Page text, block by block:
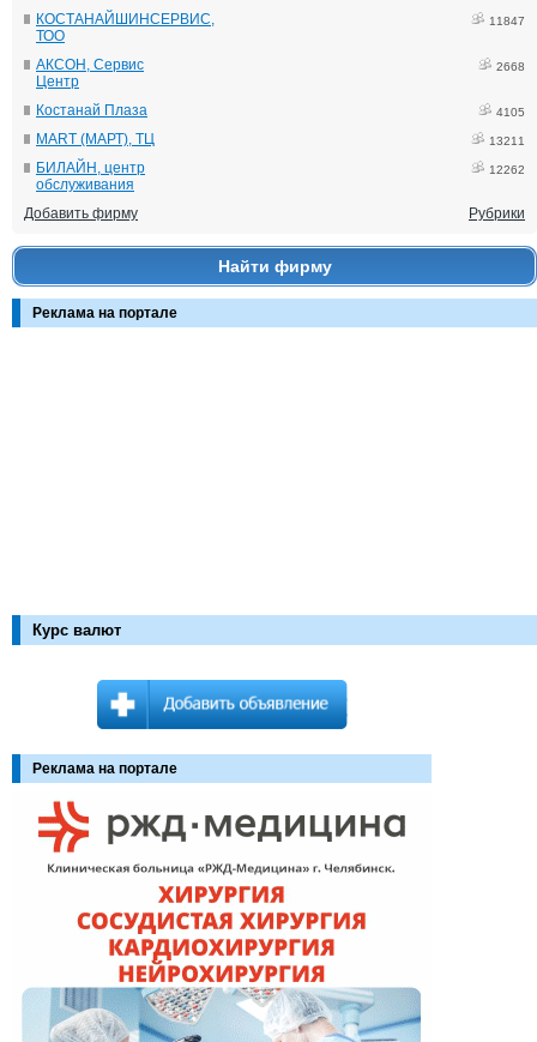
КОСТАНАЙШИНСЕРВИС,
ТОО
11847
АКСОН, Сервис
Центр
2668
Костанай Плаза 4105
MART (МАРТ), ТЦ 13211
БИЛАЙН, центр
обслуживания
12262
Добавить фирму Рубрики
Найти фирму
Реклама на портале
Курс валют
Реклама на портале